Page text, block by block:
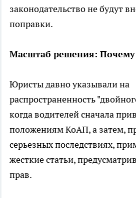
законодательство не будут
поправки.
Масштаб решения: Почему
Юристы давно указывали на
распространенность
когда водителей сначала
положениям КоАП, а затем,
серьезных последствиях,
жесткие статьи,
прав.